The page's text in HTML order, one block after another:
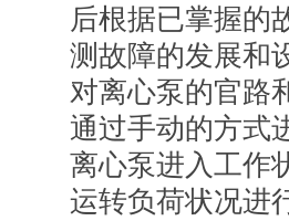
后根据已掌握的
测故障的发展和
对离心泵的官路
通过手动的方式
离心泵进入工作
运转负荷状况进